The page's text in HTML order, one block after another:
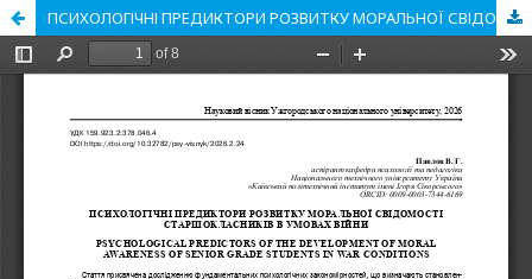
ПСИХОЛОГІЧНІ ПРЕДИКТОРИ РОЗВИТКУ МОРАЛЬНОЇ СВІДОМОСТІ СТАРШОКЛАСНИКІВ В УМОВАХ ВІЙНИ